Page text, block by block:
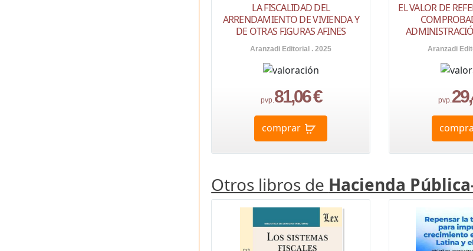
LA FISCALIDAD DEL
ARRENDAMIENTO DE VIVIENDA Y
DE OTRAS FIGURAS AFINES
Aranzadi Editorial . 2025
pvp.81,06 €
comprar
EL VALOR DE
Aranzadi
pvp.
Otros libros de Hacienda